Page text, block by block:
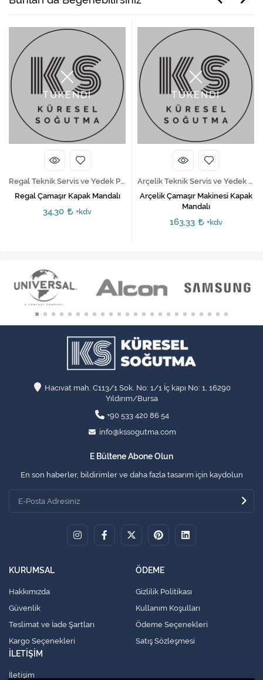
TÜKENDİ
Regal Teknik Servis ve Yedek Parça Hizmetleri
Regal Çamaşır Kapak Mandalı
34,30 +kdv
TÜKENDİ
Arçelik Teknik Servis ve Yedek Parça Hizmetleri
Arçelik Çamaşır Makinesi Kapak
Mandalı
163,33 +kdv
Hacıvat mah. C113/1 Sok. No: 1/1 İç kapı No: 1, 16290
Yıldırım/Bursa
+90 533 420 86 54
info@kssogutma.com
E Bültene Abone Olun
En son haberler, bildirimler ve daha fazla tasarım için kaydolun
KURUMSAL
Hakkımızda
Güvenlik
Teslimat ve İade Şartları
Kargo Seçenekleri
ÖDEME
Gizlilik Politikası
Kullanım Koşulları
Ödeme Seçenekleri
Satış Sözleşmesi
İLETİŞİM
İletişim